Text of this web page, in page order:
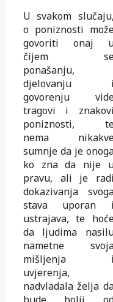
U svakom slučaju,
o poniznosti
govoriti onaj
čijem
ponašanju,
djelovanju i
govorenju
tragovi i znakovi
poniznosti,
nema
sumnje da je
ko zna da nije
pravu, ali je radi
dokazivanja
stava uporan i
ustrajava, te
da ljudima
nametne
mišljenja i
uvjerenja,
nadvladala želja